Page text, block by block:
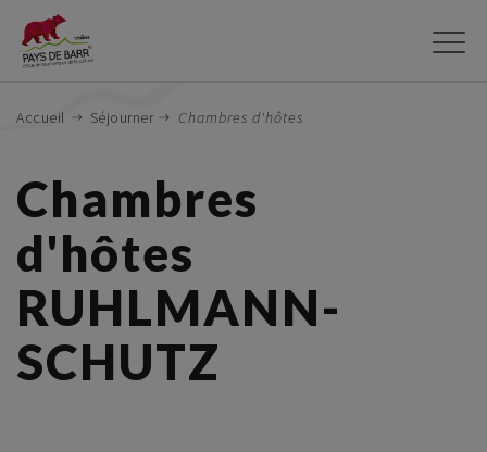
Accueil Séjourner Chambres d'hôtes
Chambres
d'hôtes
RUHLMANN-
SCHUTZ